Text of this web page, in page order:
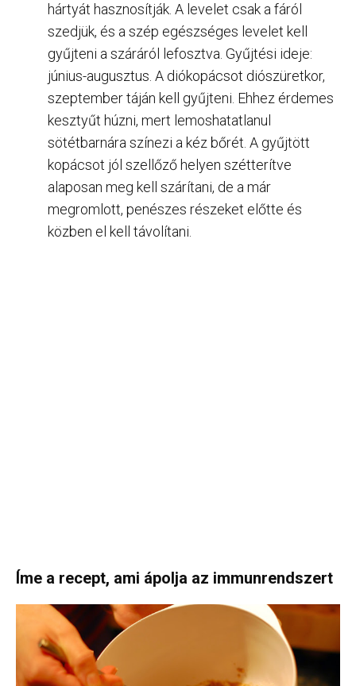
hártyát hasznosítják. A levelet csak a fáról
szedjük, és a szép egészséges levelet kell
gyűjteni a száráról lefosztva. Gyűjtési ideje:
június-augusztus. A diókopácsot diószüretkor,
szeptember táján kell gyűjteni. Ehhez érdemes
kesztyűt húzni, mert lemoshatatlanul
sötétbarnára színezi a kéz bőrét. A gyűjtött
kopácsot jól szellőző helyen szétterítve
alaposan meg kell szárítani, de a már
megromlott, penészes részeket előtte és
közben el kell távolítani.
Íme a recept, ami ápolja az immunrendszert